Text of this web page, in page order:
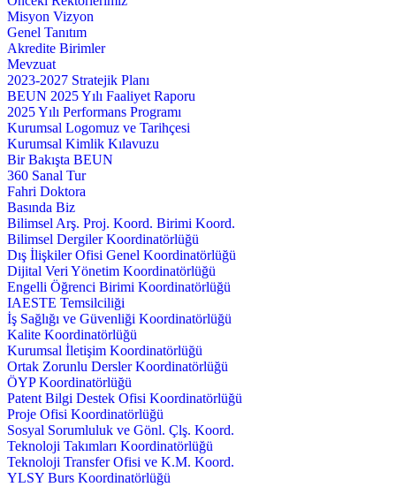
Misyon Vizyon
Genel Tanıtım
Akredite Birimler
Mevzuat
2023-2027 Stratejik Planı
BEUN 2025 Yılı Faaliyet Raporu
2025 Yılı Performans Programı
Kurumsal Logomuz ve Tarihçesi
Kurumsal Kimlik Kılavuzu
Bir Bakışta BEUN
360 Sanal Tur
Fahri Doktora
Basında Biz
Bilimsel Arş. Proj. Koord. Birimi Koord.
Bilimsel Dergiler Koordinatörlüğü
Dış İlişkiler Ofisi Genel Koordinatörlüğü
Dijital Veri Yönetim Koordinatörlüğü
Engelli Öğrenci Birimi Koordinatörlüğü
IAESTE Temsilciliği
İş Sağlığı ve Güvenliği Koordinatörlüğü
Kalite Koordinatörlüğü
Kurumsal İletişim Koordinatörlüğü
Ortak Zorunlu Dersler Koordinatörlüğü
ÖYP Koordinatörlüğü
Patent Bilgi Destek Ofisi Koordinatörlüğü
Proje Ofisi Koordinatörlüğü
Sosyal Sorumluluk ve Gönl. Çlş. Koord.
Teknoloji Takımları Koordinatörlüğü
Teknoloji Transfer Ofisi ve K.M. Koord.
YLSY Burs Koordinatörlüğü